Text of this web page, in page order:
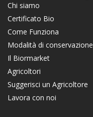
Chi siamo
Certificato Bio
Come Funziona
Modalità di conservazione
Il Biormarket
Agricoltori
Suggerisci un Agricoltore
Lavora con noi